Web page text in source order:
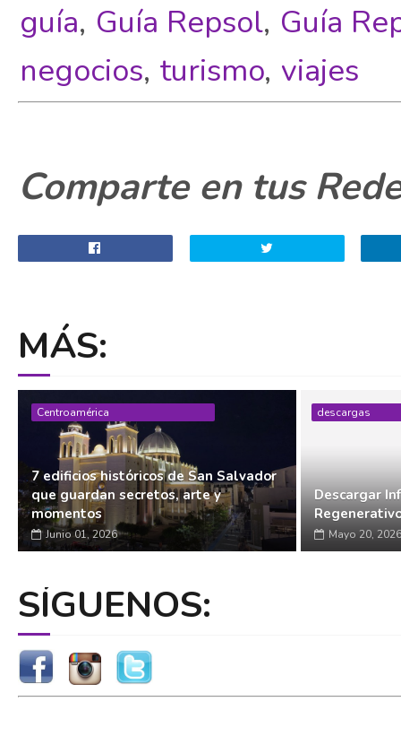
guía, Guía Repsol, Guía
negocios, turismo, viajes
Comparte en tus
MÁS:
Centroamérica
7 edificios históricos de San Salvador
que guardan secretos, arte y
momentos
Junio 01, 2026
descargas
Descargar
Mayo 20, 2026
SÍGUENOS: